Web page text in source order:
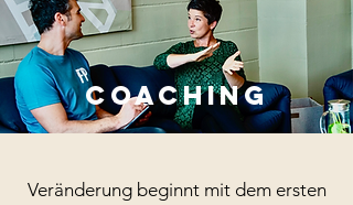
Coaching
Veränderung beginnt mit dem ersten